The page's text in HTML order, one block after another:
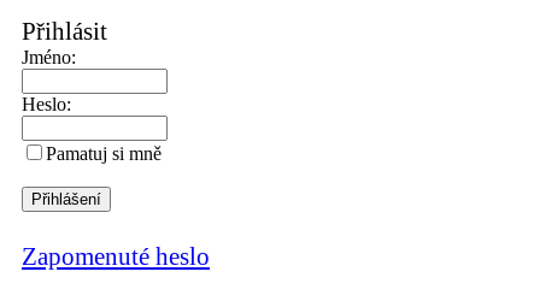
Přihlásit
Jméno:
Heslo:
Pamatuj si mně
Zapomenuté heslo